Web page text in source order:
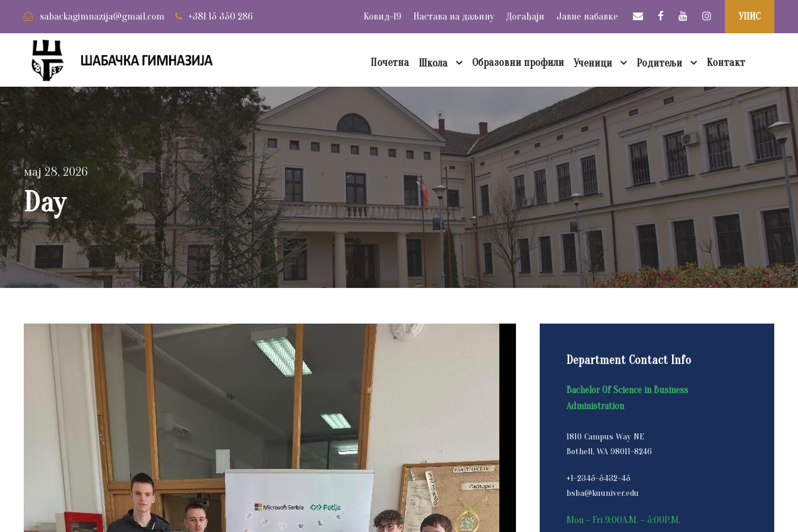
sabackagimnazija@gmail.com +381 15 350 286 Ковид-19 Настава на даљину Догађаји Јавне набавке УПИС
Почетна Школа Образовни профили Ученици Родитељи Контакт
мај 28, 2026
Day
Department Contact Info
Bachelor Of Science in Business
Administration
1810 Campus Way NE
Bothell, WA 98011-8246
+1-2345-5432-45
bsba@kuuniver.edu
Mon – Fri 9:00A.M. – 5:00P.M.